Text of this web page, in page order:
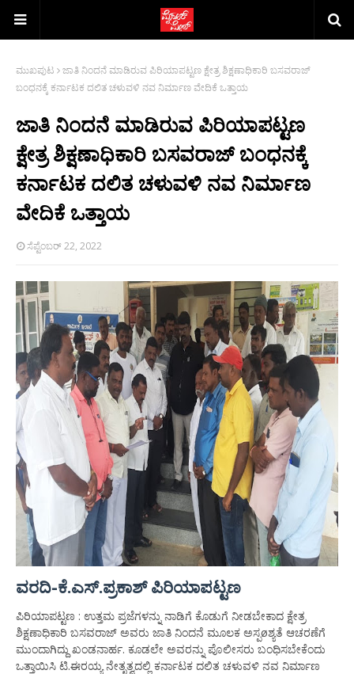
ಮುಖಪುಟ
ಜಾತಿ ನಿಂದನೆ ಮಾಡಿರುವ ಪಿರಿಯಾಪಟ್ಟಣ ಕ್ಷೇತ್ರ ಶಿಕ್ಷಣಾಧಿಕಾರಿ ಬಸವರಾಜ್
ಬಂಧನಕ್ಕೆ ಕರ್ನಾಟಕ ದಲಿತ ಚಳುವಳಿ ನವ ನಿರ್ಮಾಣ ವೇದಿಕೆ ಒತ್ತಾಯ
ಜಾತಿ ನಿಂದನೆ ಮಾಡಿರುವ ಪಿರಿಯಾಪಟ್ಟಣ
ಕ್ಷೇತ್ರ ಶಿಕ್ಷಣಾಧಿಕಾರಿ ಬಸವರಾಜ್ ಬಂಧನಕ್ಕೆ
ಕರ್ನಾಟಕ ದಲಿತ ಚಳುವಳಿ ನವ ನಿರ್ಮಾಣ
ವೇದಿಕೆ ಒತ್ತಾಯ
ಸೆಪ್ಟೆಂಬರ್ 22, 2022
ವರದಿ-ಕೆ.ಎಸ್.ಪ್ರಕಾಶ್ ಪಿರಿಯಾಪಟ್ಟಣ
ಪಿರಿಯಾಪಟ್ಟಣ : ಉತ್ತಮ ಪ್ರಜೆಗಳನ್ನು ನಾಡಿಗೆ ಕೊಡುಗೆ ನೀಡಬೇಕಾದ ಕ್ಷೇತ್ರ
ಶಿಕ್ಷಣಾಧಿಕಾರಿ ಬಸವರಾಜ್ ಅವರು ಜಾತಿ ನಿಂದನೆ ಮೂಲಕ ಅಸ್ಪøಶ್ಯತೆ ಆಚರಣೆಗೆ
ಮುಂದಾಗಿದ್ದು ಖಂಡನಾರ್ಹ. ಕೂಡಲೇ ಅವರನ್ನು ಪೊಲೀಸರು ಬಂಧಿಸಬೇಕೆಂದು
ಒತ್ತಾಯಿಸಿ ಟಿ.ಈರಯ್ಯ ನೇತೃತ್ವದಲ್ಲಿ ಕರ್ನಾಟಕ ದಲಿತ ಚಳುವಳಿ ನವ ನಿರ್ಮಾಣ